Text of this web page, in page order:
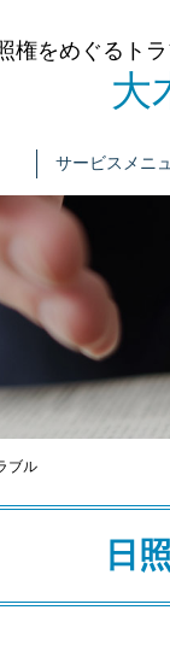
権をめぐるト
大
サービスメニ
ブル
日